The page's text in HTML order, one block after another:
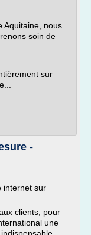
Aquitaine, nous
soin de
sur
-
internet sur
clients, pour
une